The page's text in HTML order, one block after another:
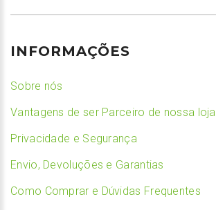
INFORMAÇÕES
Sobre nós
Vantagens de ser Parceiro de nossa loja
Privacidade e Segurança
Envio, Devoluções e Garantias
Como Comprar e Dúvidas Frequentes